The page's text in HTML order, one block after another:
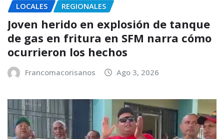
LOCALES REGIONALES
Joven herido en explosión de tanque
de gas en fritura en SFM narra cómo
ocurrieron los hechos
Francomacorisanos Ago 3, 2026